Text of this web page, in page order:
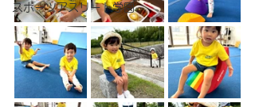
スポーツアスリート学園